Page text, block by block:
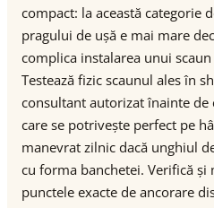
compact: la această categorie
pragului de ușă e mai mare
complica instalarea unui
Testează fizic scaunul ales în
consultant autorizat înainte
care se potrivește perfect pe
manevrat zilnic dacă unghiul
cu forma banchetei. Verifică
punctele exacte de ancorare